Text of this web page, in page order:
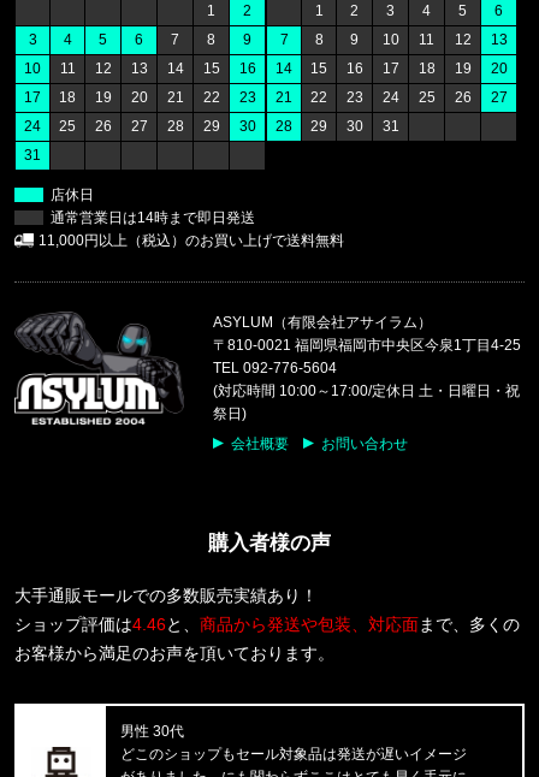
ASYLUM（有限会社アサイラム）
〒810-0021 福岡県福岡市中央区今泉1丁目4-25
TEL 092-776-5604
(対応時間 10:00～17:00/定休日 土・日曜日・祝
祭日)
会社概要
お問い合わせ
1
2
3
4 5 6 7 8
9
10
11 12 13 14 15
16
17
18 19 20 21 22
23
24
25 26 27 28 29
30
31
1
2 3 4 5
6
7
8 9 10 11 12
13
14
15 16 17 18 19
20
21
22 23 24 25 26
27
28
29 30 31
店休日
通常営業日は14時まで即日発送
11,000円以上（税込）のお買い上げで送料無料
福岡県のお客様ご注文ありがとうございます。
CALVIN KLEIN/カルバンクライン
LIGHTLY LINED TRIANGLE F8
福岡県のお客様ご注文ありがとうございます。
福岡県のお客様ご注文ありがとうございます。
rvddw FIGHT SHORTS rvbs05
福岡県のお客様ご注文ありがとうございます。
CALVIN KLEIN/カルバンクライン
COTTON STRETCH 3PK TRUNK
福岡県のお客様ご注文ありがとうございます。
福岡県のお客様ご注文ありがとうございます。
INTENSE POWER 3PK TRUNK 3
東京都のお客様ご注文ありがとうございます。
Carhartt WIP/カーハートダブルアイピー
東京都のお客様ご注文ありがとうございます。
Carhartt WIP/カーハートダブルアイピー
購入者様の声
大手通販モールでの多数販売実績あり！
ショップ評価は4.46と、 商品から発送や包装、対応面まで、多くの
お客様から満足のお声を頂いております。
男性 30代
どこのショップもセール対象品は発送が遅いイメージ